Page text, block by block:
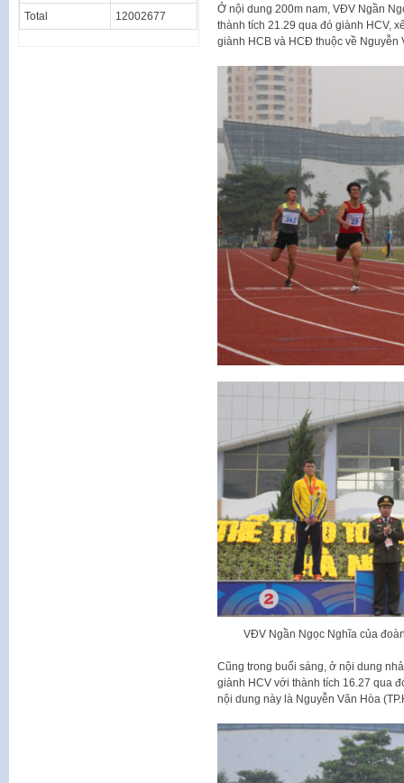
Ở nội dung 200m nam, VĐV Ngần
thành tích 21.29 qua đó giành HCV,
giành HCB và HCĐ thuộc về
VĐV Ngần Ngọc Nghĩa của
Cũng trong buổi sáng, ở nội dung
giành HCV với thành tích 16.27 qua
nội dung này là Nguyễn Văn Hòa
Total 12002677